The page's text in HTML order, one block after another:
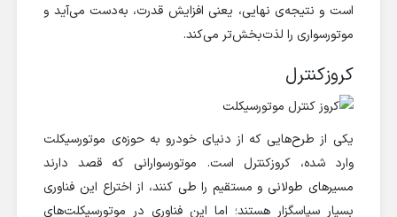
است و نتیجه‌ی نهایی، یعنی افزایش قدرت، به‌دست می‌آید و
موتورسواری را لذت‌بخش‌تر می‌کند.
کروزکنترل
یکی از طرح‌هایی که از دنیای خودرو به حوزه‌‌ی موتورسیکلت
وارد شده، کروزکنترل است. موتورسوارانی که قصد دارند
مسیرهای طولانی و مستقیم را طی کنند، از اختراع این فناوری
بسیار سپاسگزار هستند؛ اما این فناوری در موتورسیکلت‌های